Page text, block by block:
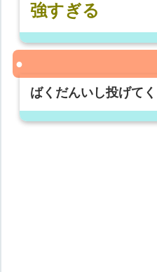
強すぎる
ばくだんいし投げて